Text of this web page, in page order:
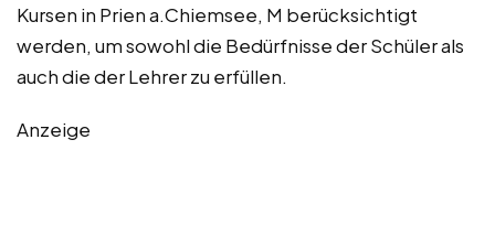
Kursen in Prien a.Chiemsee, M berücksichtigt
werden, um sowohl die Bedürfnisse der Schüler als
auch die der Lehrer zu erfüllen.
Anzeige